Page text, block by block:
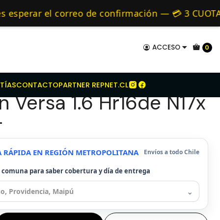
ACCESO 0
de confirmación — 💳 3 CUOTAS SIN
CONTACTOPARTNER REPNET.CL
de 24 hrs hábiles.
De Embrague Para Nissan Versa 1.6 Hr16de N17x 2012-
🚚 Envíos diariamente a todo
Embrague Para
Versa 1.6 Hr16de N17x
RÁPIDA EN REGIÓN METROPOLITANA Envíos a todo Chile
comuna para saber cobertura y día de entrega
⌄